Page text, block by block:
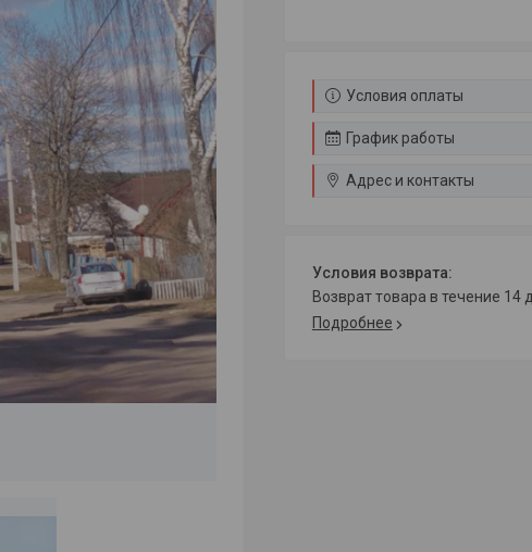
Условия оплаты
График работы
Адрес и контакты
возврат товара в течение 14
Подробнее